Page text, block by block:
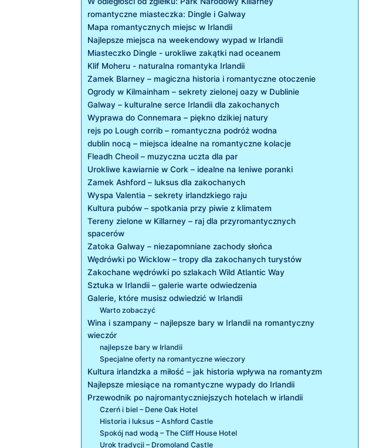
romantyczne miasteczka: Dingle i Galway
Mapa romantycznych ⁤miejsc w ⁣Irlandii
Najlepsze miejsca na weekendowy wypad w Irlandii
Miasteczko Dingle ‍- urokliwe zakątki ⁣nad oceanem
Klif Moheru ⁢- naturalna romantyka Irlandii
Zamek Blarney – magiczna historia i ⁣romantyczne otoczenie
Ogrody w Kilmainham – sekrety ​zielonej oazy w ‌Dublinie
Galway – kulturalne serce Irlandii dla zakochanych
Wyprawa do Connemara – piękno dzikiej‍ natury
rejs po Lough corrib – romantyczna ‌podróż wodna
dublin nocą – miejsca⁤ idealne⁤ na romantyczne kolacje
Fleadh Cheoil – muzyczna uczta dla​ par
Urokliwe kawiarnie w Cork – idealne na leniwe poranki
Zamek Ashford – luksus⁢ dla zakochanych
Wyspa⁣ Valentia – sekrety irlandzkiego raju
Kultura pubów – spotkania przy piwie ‌z klimatem
Tereny zielone w Killarney – raj dla przyromantycznych
spacerów
Zatoka Galway⁣ – niezapomniane ⁢zachody słońca
Wędrówki po Wicklow – tropy dla zakochanych‍ turystów
Zakochane wędrówki po​ szlakach Wild Atlantic Way
Sztuka ⁢w Irlandii – galerie warte odwiedzenia
Galerie, które ‌musisz odwiedzić w ​Irlandii
Warto zobaczyć
Wina ‍i szampany – najlepsze bary w ⁢Irlandii na romantyczny⁣
wieczór
najlepsze bary w Irlandii
Specjalne oferty⁢ na romantyczne wieczory
Kultura irlandzka a miłość – jak historia wpływa na romantyzm
Najlepsze miesiące na romantyczne wypady do Irlandii
Przewodnik po najromantyczniejszych hotelach w irlandii
Czerń i biel – Dene Oak Hotel
Historia i luksus – ⁢Ashford Castle
Spokój nad wodą – The ‍Cliff House Hotel
Urok⁤ tradycji – Dromoland Castle